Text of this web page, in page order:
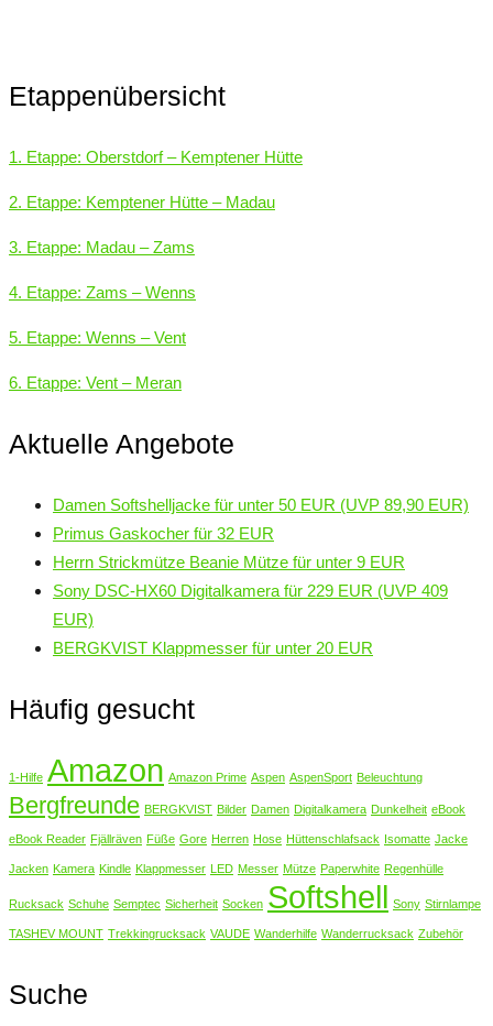
Etappenübersicht
1. Etappe: Oberstdorf – Kemptener Hütte
2. Etappe: Kemptener Hütte – Madau
3. Etappe: Madau – Zams
4. Etappe: Zams – Wenns
5. Etappe: Wenns – Vent
6. Etappe: Vent – Meran
Aktuelle Angebote
Damen Softshelljacke für unter 50 EUR (UVP 89,90 EUR)
Primus Gaskocher für 32 EUR
Herrn Strickmütze Beanie Mütze für unter 9 EUR
Sony DSC-HX60 Digitalkamera für 229 EUR (UVP 409
EUR)
BERGKVIST Klappmesser für unter 20 EUR
Häufig gesucht
1-Hilfe Amazon Amazon Prime Aspen AspenSport Beleuchtung
Bergfreunde BERGKVIST Bilder Damen Digitalkamera Dunkelheit eBook
eBook Reader Fjällräven Füße Gore Herren Hose Hüttenschlafsack Isomatte Jacke
Jacken Kamera Kindle Klappmesser LED Messer Mütze Paperwhite Regenhülle
Rucksack Schuhe Semptec Sicherheit Socken Softshell Sony Stirnlampe
TASHEV MOUNT Trekkingrucksack VAUDE Wanderhilfe Wanderrucksack Zubehör
Suche